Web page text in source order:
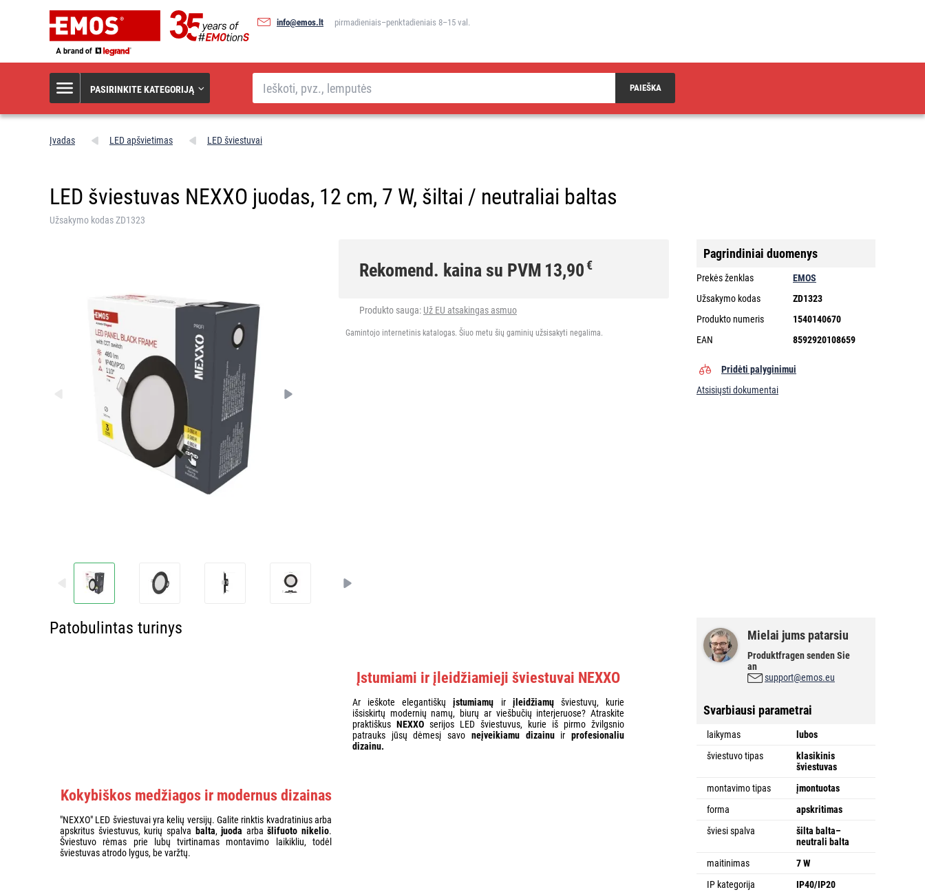
info@emos.lt pirmadieniais–penktadieniais 8–15 val.
PASIRINKITE KATEGORIJĄ
Paieška
PAIEŠKA
Įvadas LED apšvietimas LED šviestuvai
LED šviestuvas NEXXO juodas, 12 cm, 7 W, šiltai / neutraliai baltas
Užsakymo kodas ZD1323
Rekomend. kaina su PVM 13,90€
Produkto sauga: Už EU atsakingas asmuo
Gamintojo internetinis katalogas. Šiuo metu šių gaminių užsisakyti negalima.
Pagrindiniai duomenys
Prekės ženklas
EMOS
Užsakymo kodas
ZD1323
Produkto numeris
1540140670
EAN
8592920108659
Pridėti palyginimui
Atsisiųsti dokumentai
Patobulintas turinys
Įstumiami ir įleidžiamieji šviestuvai NEXXO
Ar ieškote elegantiškųįstumiamų ir įleidžiamųšviestuvų, kurie
išsiskirtų modernių namų, biurų ar viešbučių interjeruose? Atraskite
praktiškus NEXXO serijos LED šviestuvus, kurie iš pirmo žvilgsnio
patrauks jūsų dėmesį savo neįveikiamu dizainuirprofesionaliu
dizainu.
Kokybiškos medžiagos ir modernus dizainas
"NEXXO" LED šviestuvai yra kelių versijų. Galite rinktis kvadratinius arba
apskritus šviestuvus, kurių spalva balta,juoda arbašlifuoto nikelio.
Šviestuvo rėmas prie lubų tvirtinamas montavimo laikikliu, todėl
šviestuvas atrodo lygus, be varžtų.
Mielai jums patarsiu
Produktfragen senden Sie
an
support@emos.eu
Svarbiausi parametrai
laikymas
lubos
šviestuvo tipas
klasikinis
šviestuvas
montavimo tipas
įmontuotas
forma
apskritimas
šviesi spalva
šilta balta–
neutrali balta
maitinimas
7 W
IP kategorija
IP40/IP20